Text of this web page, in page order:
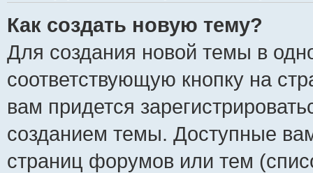
Как создать новую тему?
Для создания новой темы в
соответствующую кнопку на
вам придется
созданием темы. Доступные
страниц форумов или тем